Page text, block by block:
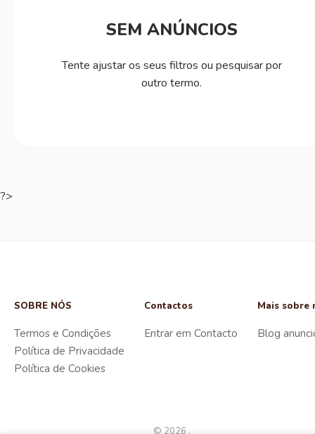
SEM ANÚNCIOS
Tente ajustar os seus filtros ou pesquisar por
outro termo.
?>
SOBRE NÓS
Termos e Condições
Política de Privacidade
Política de Cookies
Contactos
Entrar em Contacto
Mais sobre
Blog
© 2026 .